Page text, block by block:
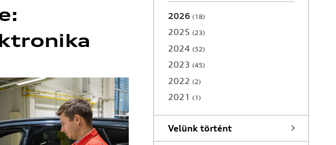
2026 18
2025 23
2024 52
2023 45
2022 2
2021 1
Velünk történt